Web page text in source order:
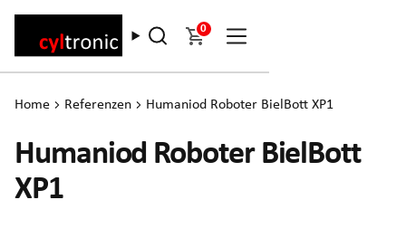
0
Home Referenzen Humaniod Roboter BielBott XP1
Humaniod Roboter BielBott
XP1